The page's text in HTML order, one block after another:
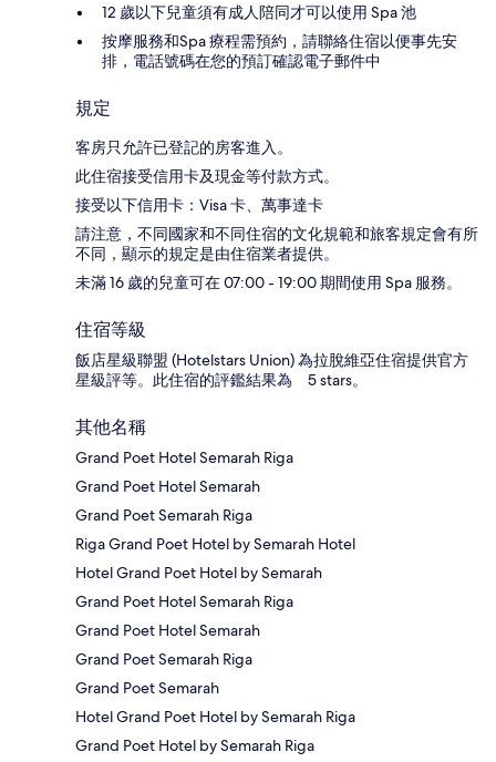
12 歲以下兒童須有成人陪同才可以使用 Spa 池
按摩服務和Spa 療程需預約，請聯絡住宿以便事先安
排，電話號碼在您的預訂確認電子郵件中
規定
客房只允許已登記的房客進入。
此住宿接受信用卡及現金等付款方式。
接受以下信用卡：Visa 卡、萬事達卡
請注意，不同國家和不同住宿的文化規範和旅客規定會有所
不同，顯示的規定是由住宿業者提供。
未滿 16 歲的兒童可在 07:00 - 19:00 期間使用 Spa 服務。
住宿等級
飯店星級聯盟 (Hotelstars Union) 為拉脫維亞住宿提供官方
星級評等。此住宿的評鑑結果為 5 stars。
其他名稱
Grand Poet Hotel Semarah Riga
Grand Poet Hotel Semarah
Grand Poet Semarah Riga
Riga Grand Poet Hotel by Semarah Hotel
Hotel Grand Poet Hotel by Semarah
Grand Poet Hotel Semarah Riga
Grand Poet Hotel Semarah
Grand Poet Semarah Riga
Grand Poet Semarah
Hotel Grand Poet Hotel by Semarah Riga
Grand Poet Hotel by Semarah Riga